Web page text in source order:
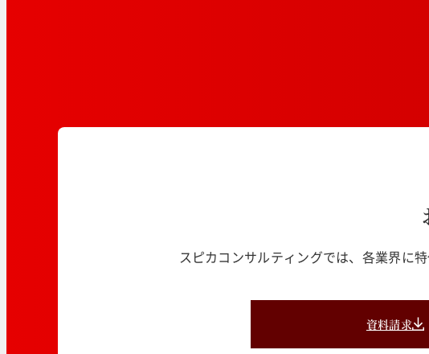
スピカコンサルティングでは、各業界に
資料請求